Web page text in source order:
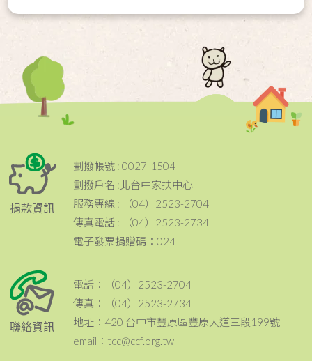
捐款資訊
劃撥帳號 : 0027-1504
劃撥戶名 :北台中家扶中心
服務專線 : （04）2523-2704
傳真電話 : （04）2523-2734
電子發票捐贈碼：024
聯絡資訊
電話：（04）2523-2704
傳真：（04）2523-2734
地址：420 台中市豐原區豐原大道三段199號
email：tcc@ccf.org.tw